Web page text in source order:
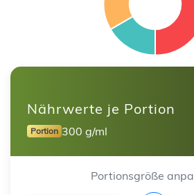
Nährwerte je Portion
Portion 300 g/ml
Portionsgröße